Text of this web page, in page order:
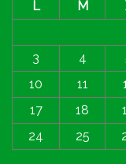
L
M
3
4
10
11
17
18
24
25